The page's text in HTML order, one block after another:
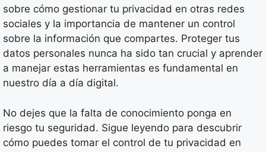
sobre cómo gestionar tu privacidad en otras redes
sociales y la importancia de mantener un control
sobre la información que compartes. Proteger tus
datos personales nunca ha sido tan crucial y aprender
a manejar estas herramientas es fundamental en
nuestro día a día digital.
No dejes que la falta de conocimiento ponga en
riesgo tu seguridad. Sigue leyendo para descubrir
cómo puedes tomar el control de tu privacidad en